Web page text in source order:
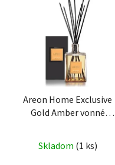
Areon Home Exclusive
Gold Amber vonné
Skladom (1 ks)